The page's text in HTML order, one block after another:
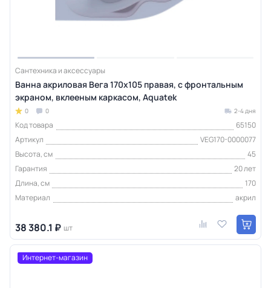
Сантехника и аксессуары
Ванна акриловая Вега 170х105 правая, с фронтальным
экраном, вклееным каркасом, Aquatek
0 0 2-4 дня
Код товара
65150
Артикул
VEG170-0000077
Высота, см
45
Гарантия
20 лет
Длина, см
170
Материал
акрил
38 380.1 ₽ шт
Интернет-магазин